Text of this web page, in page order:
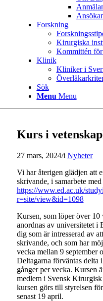
Forskning
Kirurgiska
Kommittén
Klinik
Kliniker i
Sök
Menu Menu
Kurs i
27 mars, 2024/i Nyheter
Vi har återigen glädjen att
skrivande, i samarbete
https://www.ed.ac.uk/
r=site/view&id=1098
Kursen, som löper över
anordnas av universitetet i
dig som är intresserad av
skrivande, och som har
vecka mellan 9 september
Deltagarna förväntas delta
gånger per vecka. Kursen
medlem i Svensk
kursen görs till styrelsen
senast 19 april.